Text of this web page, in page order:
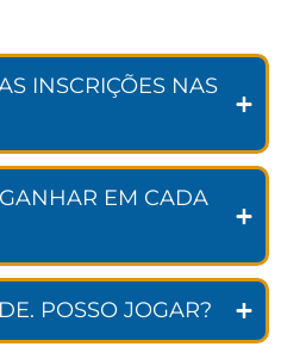
INSCRIÇÕES NAS
EM CADA
POSSO JOGAR?